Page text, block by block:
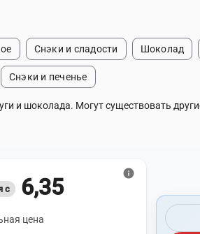
Снэки и сладости Шоколад
Снэки и печенье
и шоколада. Могут существовать
с 6,35 ₪
цена
info